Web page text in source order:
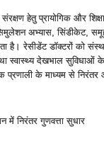
हेतु प्रायोगिक और
अभ्‍यास, सिंडीकेट,
रेसीडेंट डॉक्‍टरों को
स्‍वास्‍थ्‍य देखभाल
प्रणाली के माध्‍यम से
में निरंतर गुणवत्ता सुधार